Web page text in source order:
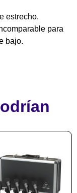
estrecho.
para
bajo.